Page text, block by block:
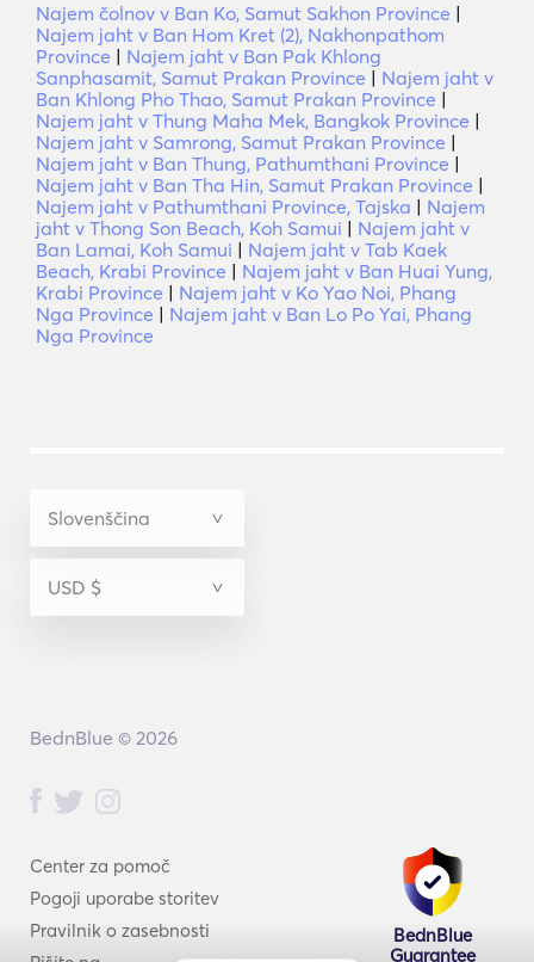
Najem čolnov v Ban Ko, Samut Sakhon Province |
Najem jaht v Ban Hom Kret (2), Nakhonpathom
Province | Najem jaht v Ban Pak Khlong
Sanphasamit, Samut Prakan Province | Najem jaht v
Ban Khlong Pho Thao, Samut Prakan Province |
Najem jaht v Thung Maha Mek, Bangkok Province |
Najem jaht v Samrong, Samut Prakan Province |
Najem jaht v Ban Thung, Pathumthani Province |
Najem jaht v Ban Tha Hin, Samut Prakan Province |
Najem jaht v Pathumthani Province, Tajska | Najem
jaht v Thong Son Beach, Koh Samui | Najem jaht v
Ban Lamai, Koh Samui | Najem jaht v Tab Kaek
Beach, Krabi Province | Najem jaht v Ban Huai Yung,
Krabi Province | Najem jaht v Ko Yao Noi, Phang
Nga Province | Najem jaht v Ban Lo Po Yai, Phang
Nga Province
Center za pomoč
Pogoji uporabe storitev
Pravilnik o zasebnosti
BednBlue
Guarantee
BednBlue © 2026